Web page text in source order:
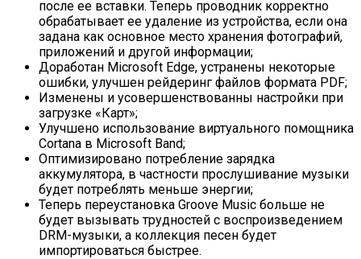
после ее вставки. Теперь проводник корректно
обрабатывает ее удаление из устройства, если она
задана как основное место хранения фотографий,
приложений и другой информации;
Доработан Microsoft Edge, устранены некоторые
ошибки, улучшен рейдеринг файлов формата PDF;
Изменены и усовершенствованны настройки при
загрузке «Карт»;
Улучшено использование виртуального помощника
Cortana в Microsoft Band;
Оптимизировано потребление зарядка
аккумулятора, в частности прослушивание музыки
будет потреблять меньше энергии;
Теперь переустановка Groove Music больше не
будет вызывать трудностей с воспроизведением
DRM-музыки, а коллекция песен будет
импортироваться быстрее.